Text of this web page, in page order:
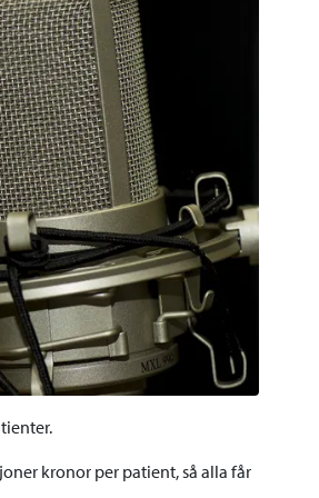
kronor per patient, så alla får